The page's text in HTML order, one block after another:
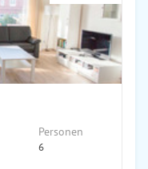
Personen
6